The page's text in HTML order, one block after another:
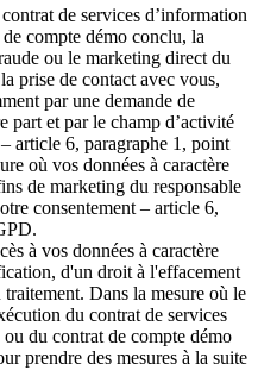
de services d’information
compte démo conclu, la
ou le marketing direct du
prise de contact avec vous,
par une demande de
part et par le champ d’activité
article 6, paragraphe 1, point
où vos données à caractère
de marketing du responsable
consentement – article 6,
à vos données à caractère
d'un droit à l'effacement
Dans la mesure où le
du contrat de services
du contrat de compte démo
prendre des mesures à la suite